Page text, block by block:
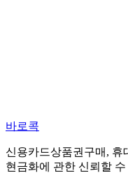
바로콕
신용카드상품권구매, 휴
현금화에 관한 신뢰할